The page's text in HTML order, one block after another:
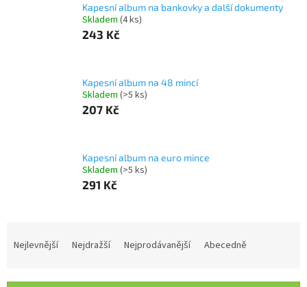
Kapesní album na bankovky a další dokumenty
Skladem (4 ks)
243 Kč
Kapesní album na 48 mincí
Skladem (>5 ks)
207 Kč
Kapesní album na euro mince
Skladem (>5 ks)
291 Kč
Nejlevnější Nejdražší Nejprodávanější Abecedně